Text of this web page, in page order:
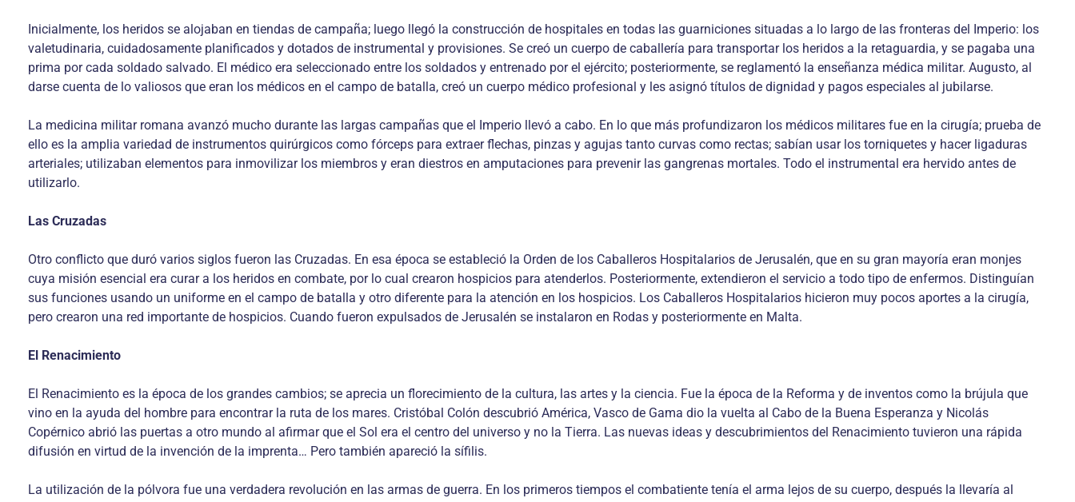
Inicialmente, los heridos se alojaban en tiendas de campaña; luego llegó la construcción de hospitales en todas las guarniciones situadas a lo largo de las fronteras del Imperio: los
valetudinaria, cuidadosamente planificados y dotados de instrumental y provisiones. Se creó un cuerpo de caballería para transportar los heridos a la retaguardia, y se pagaba una
prima por cada soldado salvado. El médico era seleccionado entre los soldados y entrenado por el ejército; posteriormente, se reglamentó la enseñanza médica militar. Augusto, al
darse cuenta de lo valiosos que eran los médicos en el campo de batalla, creó un cuerpo médico profesional y les asignó títulos de dignidad y pagos especiales al jubilarse.
La medicina militar romana avanzó mucho durante las largas campañas que el Imperio llevó a cabo. En lo que más profundizaron los médicos militares fue en la cirugía; prueba de
ello es la amplia variedad de instrumentos quirúrgicos como fórceps para extraer flechas, pinzas y agujas tanto curvas como rectas; sabían usar los torniquetes y hacer ligaduras
arteriales; utilizaban elementos para inmovilizar los miembros y eran diestros en amputaciones para prevenir las gangrenas mortales. Todo el instrumental era hervido antes de
utilizarlo.
Las Cruzadas
Otro conflicto que duró varios siglos fueron las Cruzadas. En esa época se estableció la Orden de los Caballeros Hospitalarios de Jerusalén, que en su gran mayoría eran monjes
cuya misión esencial era curar a los heridos en combate, por lo cual crearon hospicios para atenderlos. Posteriormente, extendieron el servicio a todo tipo de enfermos. Distinguían
sus funciones usando un uniforme en el campo de batalla y otro diferente para la atención en los hospicios. Los Caballeros Hospitalarios hicieron muy pocos aportes a la cirugía,
pero crearon una red importante de hospicios. Cuando fueron expulsados de Jerusalén se instalaron en Rodas y posteriormente en Malta.
El Renacimiento
El Renacimiento es la época de los grandes cambios; se aprecia un florecimiento de la cultura, las artes y la ciencia. Fue la época de la Reforma y de inventos como la brújula que
vino en la ayuda del hombre para encontrar la ruta de los mares. Cristóbal Colón descubrió América, Vasco de Gama dio la vuelta al Cabo de la Buena Esperanza y Nicolás
Copérnico abrió las puertas a otro mundo al afirmar que el Sol era el centro del universo y no la Tierra. Las nuevas ideas y descubrimientos del Renacimiento tuvieron una rápida
difusión en virtud de la invención de la imprenta… Pero también apareció la sífilis.
La utilización de la pólvora fue una verdadera revolución en las armas de guerra. En los primeros tiempos el combatiente tenía el arma lejos de su cuerpo, después la llevaría al